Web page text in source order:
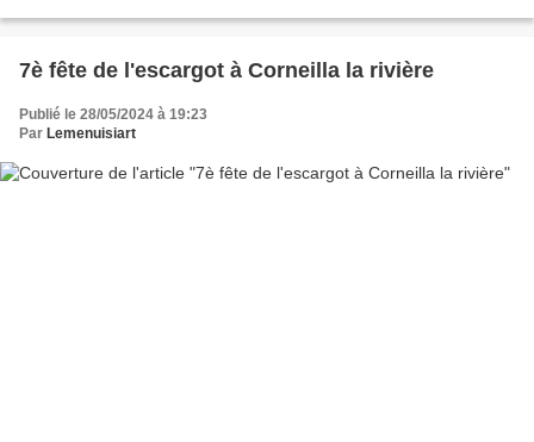
7è fête de l'escargot à Corneilla la rivière
Publié le 28/05/2024 à 19:23
Par Lemenuisiart